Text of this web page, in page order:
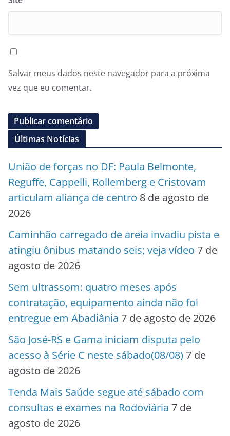
Salvar meus dados neste navegador para a próxima
vez que eu comentar.
Últimas Notícias
União de forças no DF: Paula Belmonte,
Reguffe, Cappelli, Rollemberg e Cristovam
articulam aliança de centro 8 de agosto de
2026
Caminhão carregado de areia invadiu pista e
atingiu ônibus matando seis; veja vídeo 7 de
agosto de 2026
Sem ultrassom: quatro meses após
contratação, equipamento ainda não foi
entregue em Abadiânia 7 de agosto de 2026
São José-RS e Gama iniciam disputa pelo
acesso à Série C neste sábado(08/08) 7 de
agosto de 2026
Tenda Mais Saúde segue até sábado com
consultas e exames na Rodoviária 7 de
agosto de 2026